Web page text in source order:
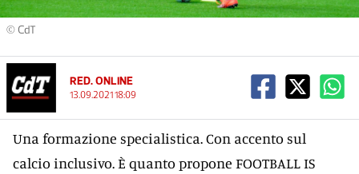
© CdT
RED. ONLINE
13.09.2021 18:09
Una formazione specialistica. Con accento sul
calcio inclusivo. È quanto propone FOOTBALL IS